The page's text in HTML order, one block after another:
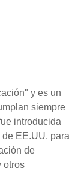
y es un
siempre
introducida
EE.UU. para
de
otros